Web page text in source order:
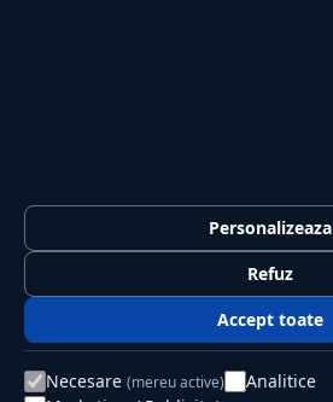
Confidențialitate
Politica de cookies
Personalizeaza
Refuz
Accept toate
Necesare (mereu active)
Analitice